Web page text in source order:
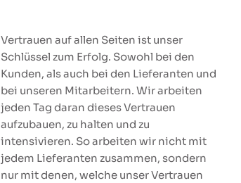
Vertrauen auf allen Seiten ist unser
Schlüssel zum Erfolg. Sowohl bei den
Kunden, als auch bei den Lieferanten und
bei unseren Mitarbeitern. Wir arbeiten
jeden Tag daran dieses Vertrauen
aufzubauen, zu halten und zu
intensivieren. So arbeiten wir nicht mit
jedem Lieferanten zusammen, sondern
nur mit denen, welche unser Vertrauen